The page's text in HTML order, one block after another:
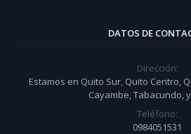
DATOS DE
Dirección:
Estamos en Quito Sur, Quito Centro,
Cayambe, Tabacundo,
Teléfono:
0984051531